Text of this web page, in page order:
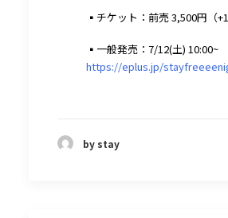
▪︎チケット：前売 3,500円（
▪︎一般発売：7/12(土) 10:00~
https://eplus.jp/
by stay